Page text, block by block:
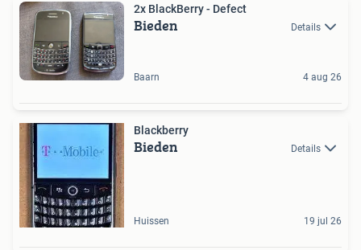
2x BlackBerry - Defect
Bieden Details
Baarn 4 aug 26
Blackberry
Bieden Details
Huissen 19 jul 26